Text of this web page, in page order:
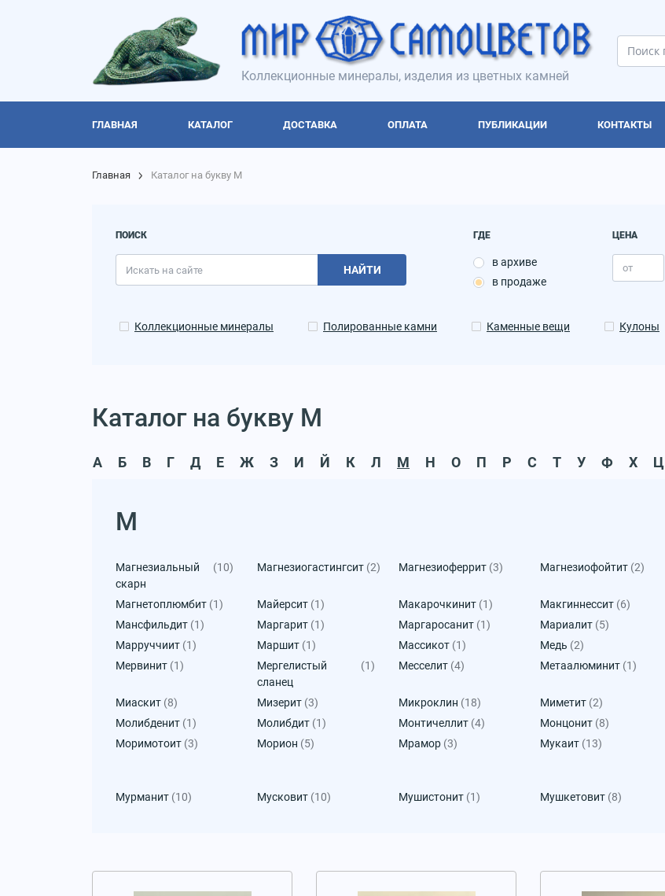
Коллекционные минералы, изделия из цветных камней
ГЛАВНАЯ КАТАЛОГ ДОСТАВКА ОПЛАТА ПУБЛИКАЦИИ КОНТАКТЫ
Главная Каталог на букву М
ПОИСК
НАЙТИ
ГДЕ
в архиве
в продаже
ЦЕНА
Коллекционные минералы Полированные камни Каменные вещи Кулоны
Каталог на букву М
А Б В Г Д Е Ж З И Й К Л М Н О П Р С Т У Ф Х Ц
М
Магнезиальный
скарн
(10) Магнезиогастингсит (2) Магнезиоферрит (3) Магнезиофойтит (2)
Магнетоплюмбит (1) Майерсит (1) Макарочкинит (1) Макгиннессит (6)
Мансфильдит (1) Маргарит (1) Маргаросанит (1) Мариалит (5)
Марруччиит (1) Маршит (1) Массикот (1) Медь (2)
Мервинит (1)
Мергелистый
сланец
(1) Месселит (4) Метаалюминит (1)
Миаскит (8) Мизерит (3) Микроклин (18) Миметит (2)
Молибденит (1) Молибдит (1) Монтичеллит (4) Монцонит (8)
Моримотоит (3) Морион (5) Мрамор (3) Мукаит (13)
Мурманит (10) Мусковит (10) Мушистонит (1) Мушкетовит (8)